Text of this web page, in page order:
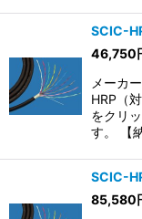
SCIC-
46,750
メーカ
HRP（
をクリ
す。 【
SCIC-
85,580